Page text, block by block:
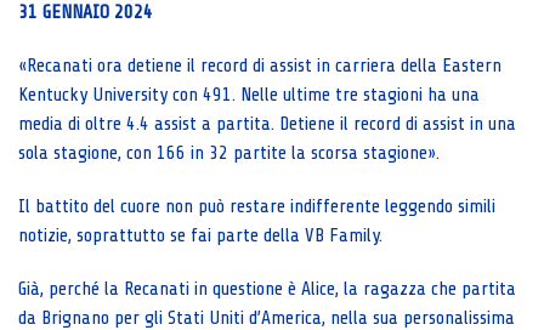
31 GENNAIO 2024
«Recanati ora detiene il record di assist in carriera della Eastern
Kentucky University con 491. Nelle ultime tre stagioni ha una
media di oltre 4.4 assist a partita. Detiene il record di assist in una
sola stagione, con 166 in 32 partite la scorsa stagione».
Il battito del cuore non può restare indifferente leggendo simili
notizie, soprattutto se fai parte della VB Family.
Già, perché la Recanati in questione è Alice, la ragazza che partita
da Brignano per gli Stati Uniti d’America, nella sua personalissima